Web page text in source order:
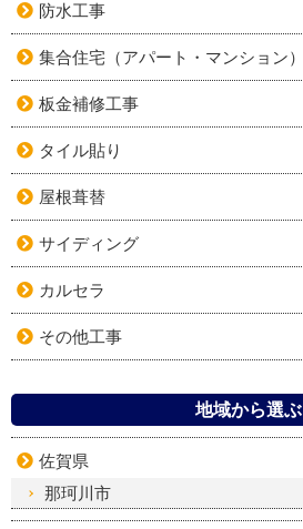
防水工事
集合住宅（アパート・マンション）
板金補修工事
タイル貼り
屋根葺替
サイディング
カルセラ
その他工事
地域から選ぶ
佐賀県
那珂川市